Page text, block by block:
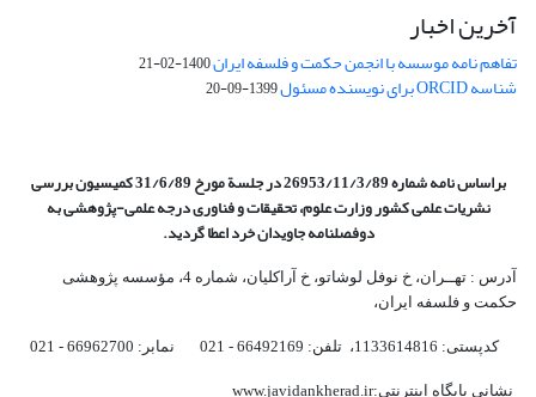
آخرین اخبار
تفاهم نامه موسسه با انجمن حکمت و فلسفه ایران1400-02-21
شناسه ORCID برای نویسنده مسئول 1399-09-20
براساس نامه شماره 26953/11/3/89 در جلسة مورخ 31/6/89 کمیسیون
بررسی
نشریات علمی کشور وزارت علوم، تحقیقات و فناوری درجه علمی‌-پژوهشیبه
دوفصلنامه جاویدان خرد اعطا گردید.
آدرس : تهــران، خ نوفل لوشاتو، خ آراکلیان، شماره 4،‌ مؤسسه پژوهشی
حکمت و فلسفه ایران،‌
کدپستی: 1133614816، تلفن: 66492169 - 021 نمابر: 66962700 - 021
نشانی پایگاه اینترنتی:www.javidankherad.ir